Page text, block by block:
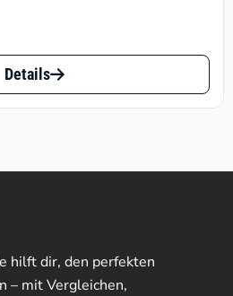
Details
hilft dir, den perfekten
– mit Vergleichen,